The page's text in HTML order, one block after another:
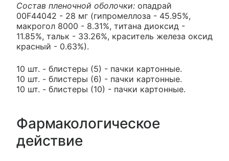
Состав пленочной оболочки: опадрай
00F44042 - 28 мг (гипромеллоза - 45.95%,
макрогол 8000 - 8.31%, титана диоксид -
11.85%, тальк - 33.26%, краситель железа оксид
красный - 0.63%).
10 шт. - блистеры (5) - пачки картонные.
10 шт. - блистеры (6) - пачки картонные.
10 шт. - блистеры (10) - пачки картонные.
Фармакологическое
действие